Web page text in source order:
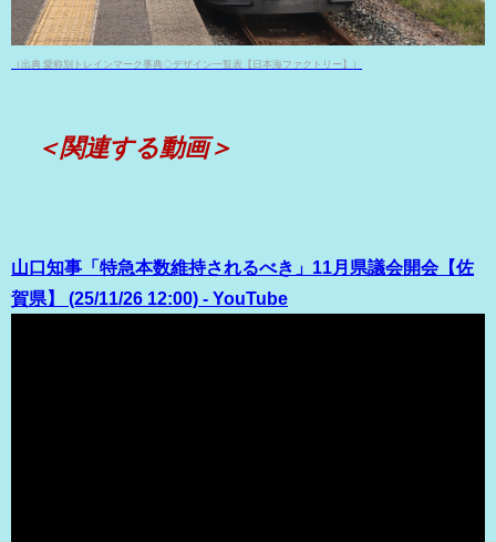
（出典 愛称別トレインマーク事典◇デザイン一覧表【日本海ファクトリー】）
＜関連する動画＞
山口知事「特急本数維持されるべき」11月県議会開会【佐
賀県】 (25/11/26 12:00) - YouTube